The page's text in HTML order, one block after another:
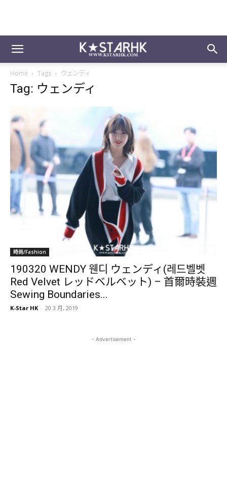
Home Tags ウェンディ
Tag: ウェンディ
時尚/Fashion
190320 WENDY 웬디 ウェンディ(레드벨벳
Red Velvet レッドベルベット) – 首爾時裝週
Sewing Boundaries...
K-Star HK - 20 3 月, 2019
- Advertisement -